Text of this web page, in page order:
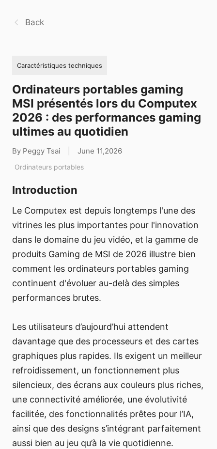
Back
Caractéristiques techniques
Ordinateurs portables gaming
MSI présentés lors du Computex
2026 : des performances gaming
ultimes au quotidien
By Peggy Tsai June 11,2026
Ordinateurs portables
Introduction
Le Computex est depuis longtemps l'une des
vitrines les plus importantes pour l'innovation
dans le domaine du jeu vidéo, et la gamme de
produits Gaming de MSI de 2026 illustre bien
comment les ordinateurs portables gaming
continuent d'évoluer au-delà des simples
performances brutes.
Les utilisateurs d’aujourd’hui attendent
davantage que des processeurs et des cartes
graphiques plus rapides. Ils exigent un meilleur
refroidissement, un fonctionnement plus
silencieux, des écrans aux couleurs plus riches,
une connectivité améliorée, une évolutivité
facilitée, des fonctionnalités prêtes pour l’IA,
ainsi que des designs s’intégrant parfaitement
aussi bien au jeu qu’à la vie quotidienne.